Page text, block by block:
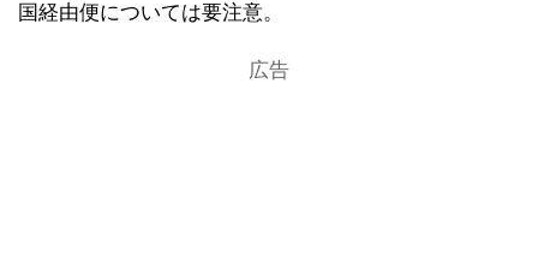
国経由便については要注意。
広告